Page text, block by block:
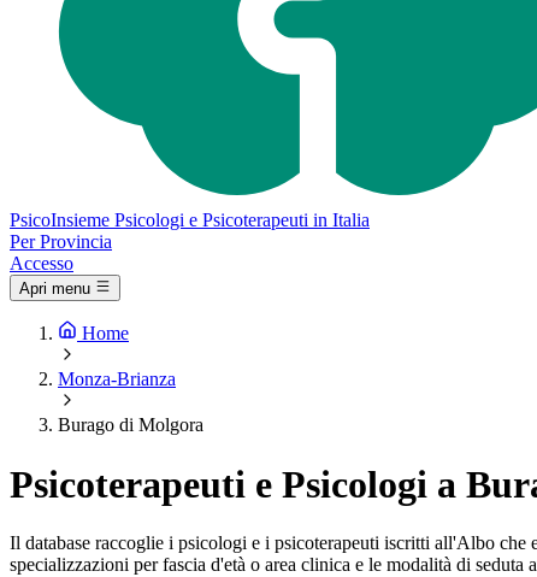
PsicoInsieme Psicologi e Psicoterapeuti in Italia
Per Provincia
Accesso
Apri menu
Home
Monza-Brianza
Burago di Molgora
Psicoterapeuti e Psicologi a
Il database raccoglie i psicologi e i psicoterapeuti iscritti all'Albo
specializzazioni per fascia d'età o area clinica e le modalità di seduta